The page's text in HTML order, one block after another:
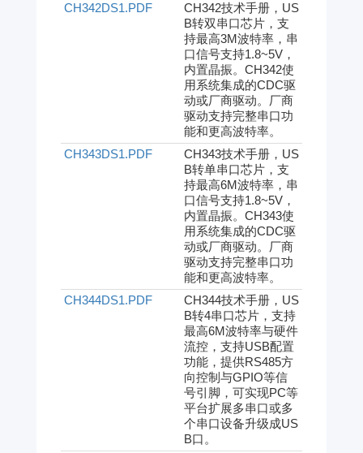
CH342DS1.PDF
CH342技术手册，US
B转双串口芯片，支
持最高3M波特率，串
口信号支持1.8~5V，
内置晶振。CH342使
用系统集成的CDC驱
动或厂商驱动。厂商
驱动支持完整串口功
能和更高波特率。
CH343DS1.PDF
CH343技术手册，US
B转单串口芯片，支
持最高6M波特率，串
口信号支持1.8~5V，
内置晶振。CH343使
用系统集成的CDC驱
动或厂商驱动。厂商
驱动支持完整串口功
能和更高波特率。
CH344DS1.PDF
CH344技术手册，US
B转4串口芯片，支持
最高6M波特率与硬件
流控，支持USB配置
功能，提供RS485方
向控制与GPIO等信
号引脚，可实现PC等
平台扩展多串口或多
个串口设备升级成US
B口。